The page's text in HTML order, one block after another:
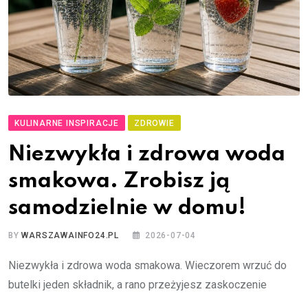
KULINARNE INSPIRACJE ZDROWIE
Niezwykła i zdrowa woda
smakowa. Zrobisz ją
samodzielnie w domu!
BYWARSZAWAINFO24.PL 2026-07-04
Niezwykła i zdrowa woda smakowa. Wieczorem wrzuć do
butelki jeden składnik, a rano przeżyjesz zaskoczenie